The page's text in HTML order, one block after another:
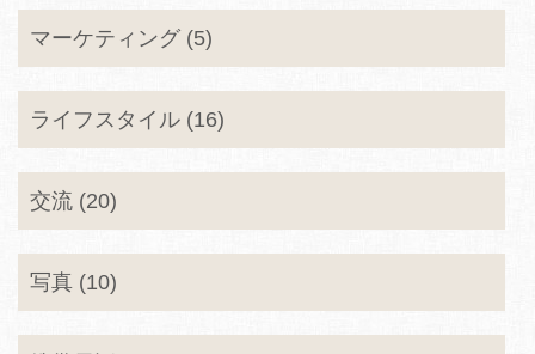
マーケティング (5)
ライフスタイル (16)
交流 (20)
写真 (10)